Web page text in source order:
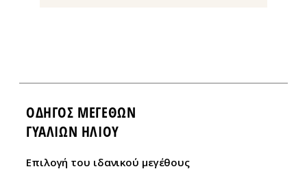
ΟΔΗΓΌΣ ΜΕΓΕΘΏΝ
ΓΥΑΛΙΩΝ ΗΛΙΟΥ
Eπιλογή του ιδανικού μεγέθους